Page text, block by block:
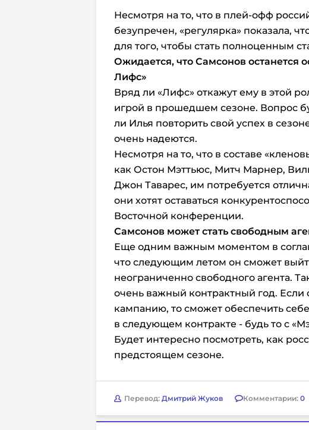
Несмотря на то, что в плей-офф
безупречен, «регулярка» показала,
для того, чтобы стать полноценным
Ожидается, что Самсонов останется
Лифс»
Вряд ли «Лифс» откажут ему в этой
игрой в прошедшем сезоне. Вопрос
ли Илья повторить свой успех в
очень надеются.
Несмотря на то, что в составе
как Остон Мэттьюс, Митч Марнер,
Джон Таварес, им потребуется
они хотят оставаться
Восточной конференции.
Самсонов может стать свободным
Еще одним важным моментом в
что следующим летом он сможет
неограниченно свободного агента.
очень важный контрактный год.
кампанию, то сможет обеспечить
в следующем контракте - будь то с
Будет интересно посмотреть, как
предстоящем сезоне.
Перевод: Дмитрий Жуков Комментарии: 0